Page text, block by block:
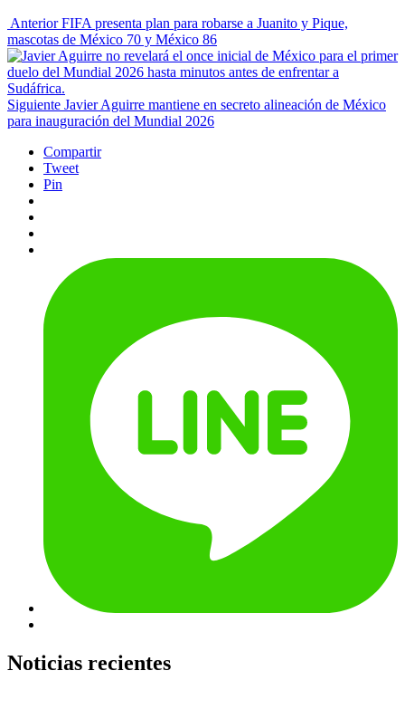
Anterior FIFA presenta plan para robarse a Juanito y Pique,
mascotas de México 70 y México 86
Siguiente Javier Aguirre mantiene en secreto alineación de México
para inauguración del Mundial 2026
Compartir
Tweet
Pin
Noticias recientes